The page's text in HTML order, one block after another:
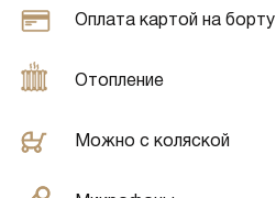
Оплата картой на борту
Отопление
Можно с коляской